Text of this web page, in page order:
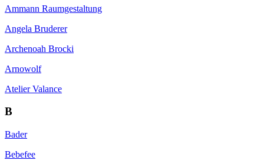
Ammann Raumgestaltung
Angela Bruderer
Archenoah Brocki
Arnowolf
Atelier Valance
B
Bader
Bebefee